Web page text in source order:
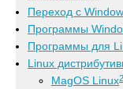
Переход с
Программы
Программы для
Linux
MagOS Linux